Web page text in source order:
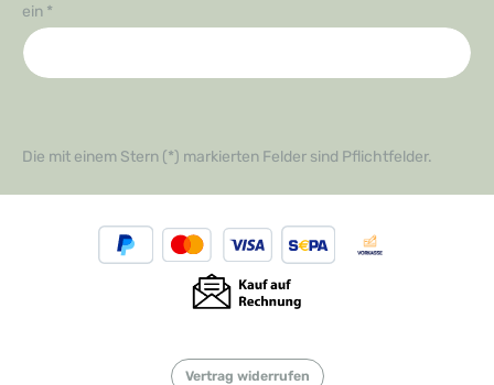
ein *
Die mit einem Stern (*) markierten Felder sind Pflichtfelder.
Vertrag widerrufen